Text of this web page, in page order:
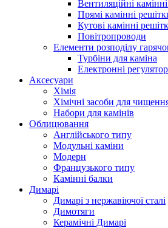
Вентиляційні
Прямі камінні
Кутові камінні
Повітропроводи
Елементи розподілу
Турбіни для каміна
Електронні
Аксесуари
Хімія
Хімічні засоби для
Набори для камінів
Облицювання
Англійського типу
Модульні каміни
Модерн
Французького типу
Камінні балки
Димарі
Димарі з нержавіючої сталі
Димотяги
Керамічні Димарі